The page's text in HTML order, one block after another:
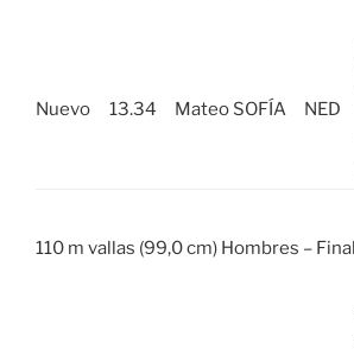
Nuevo 13.34 Mateo SOFÍA NED
110 m vallas (99,0 cm) Hombres – Final